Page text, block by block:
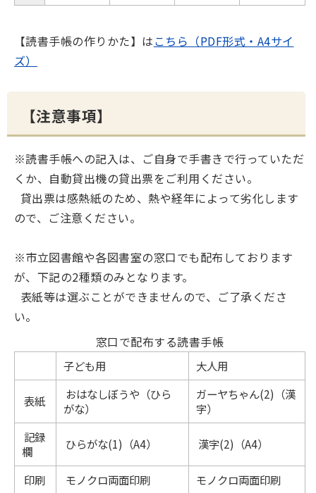
【読書手帳の作りかた】はこちら（PDF形式・A4サイ
ズ）
【注意事項】
※読書手帳への記入は、ご自身で手書きで行っていただ
くか、自動貸出機の貸出票をご利用ください。
貸出票は感熱紙のため、熱や経年によって劣化します
ので、ご注意ください。
※市立図書館や各図書室の窓口でも配布しております
が、下記の2種類のみとなります。
表紙等は選ぶことができませんので、ご了承くださ
い。
窓口で配布する読書手帳
子ども用 大人用
表紙
おはなしぼうや（ひら
がな）
ガーヤちゃん(2)（漢
字）
記録
欄
ひらがな(1)（A4） 漢字(2)（A4）
印刷 モノクロ両面印刷 モノクロ両面印刷